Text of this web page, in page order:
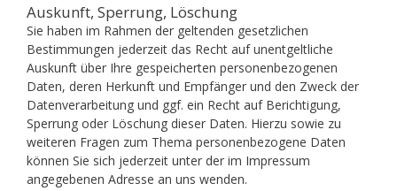
Auskunft, Sperrung, Löschung
Sie haben im Rahmen der geltenden gesetzlichen
Bestimmungen jederzeit das Recht auf unentgeltliche
Auskunft über Ihre gespeicherten personenbezogenen
Daten, deren Herkunft und Empfänger und den Zweck der
Datenverarbeitung und ggf. ein Recht auf Berichtigung,
Sperrung oder Löschung dieser Daten. Hierzu sowie zu
weiteren Fragen zum Thema personenbezogene Daten
können Sie sich jederzeit unter der im Impressum
angegebenen Adresse an uns wenden.